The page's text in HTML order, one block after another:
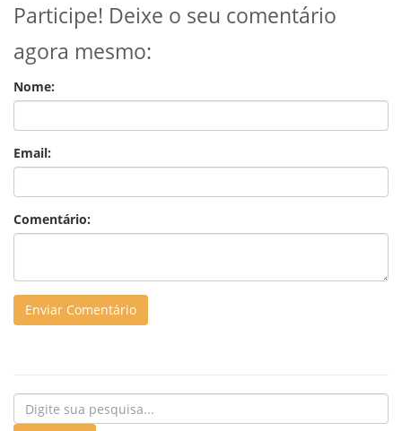
Participe! Deixe o seu comentário
agora mesmo:
Nome:
Email:
Comentário: